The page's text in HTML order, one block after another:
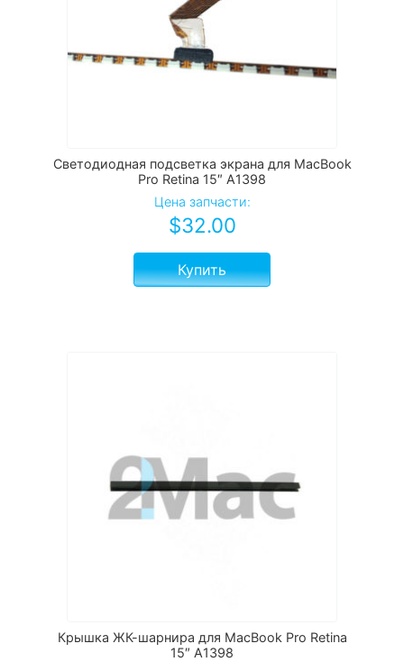
Светодиодная подсветка экрана для MacBook
Pro Retina 15″ A1398
Цена запчасти:
$32.00
Купить
Крышка ЖК-шарнира для MacBook Pro Retina
15″ A1398